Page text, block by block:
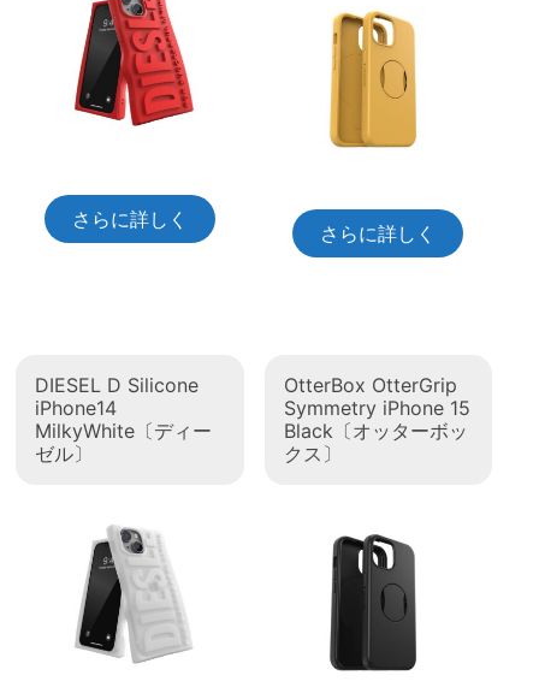
さらに詳しく
さらに詳しく
DIESEL D Silicone
iPhone14
MilkyWhite〔ディー
ゼル〕
OtterBox OtterGrip
Symmetry iPhone 15
Black〔オッターボッ
クス〕